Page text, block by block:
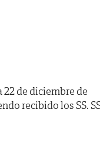
22 de diciembre de
recibido los SS.